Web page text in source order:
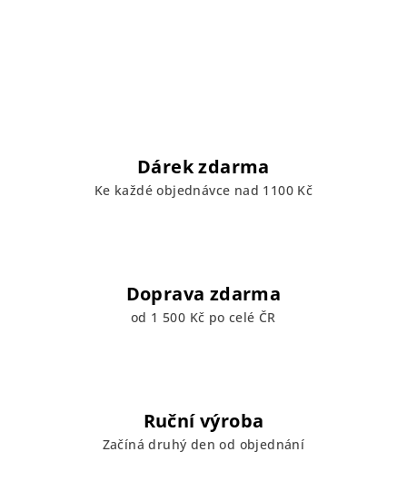
Dárek zdarma
Ke každé objednávce nad 1100 Kč
Doprava zdarma
od 1 500 Kč po celé ČR
Ruční výroba
Začíná druhý den od objednání